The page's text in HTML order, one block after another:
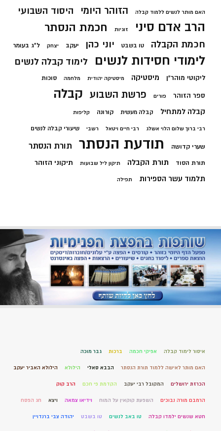
האם מותר לנשים ללמוד קבלה הזוהר היומי היסוד השבועי
הרב אדם סיני זוגיות חכמת הנסתר
חכמת הקבלה טו בשבט יוני כהן יעקב יצחק ל"ג בעומר
לימודי חסידות לנשים לימוד קבלה לנשים
ליקוטי מוהר"ן מיסטיקה מיסטיקה יהודית מלחמה סוכות
ספר הזוהר פורים פרשת השבוע קבלה
קבלה למתחיל קבלה מעשית קורונה קליפות
רבי ברוך שלום הלוי אשלג רבי חיים ויטאל רשבי שיעורי קבלה לנשים
שערי קדושה תודעת הנסתר תורת הנסתר
תורת הסוד תורת הקבלה תיקון ליל שבועות תיקוני הזוהר
תלמוד עשר הספירות תפילה
איסור לימוד קבלה אפיקי חכמה ברכות גבר מוכה
האם מותר לאישה ללמוד תורת הנסתר הבבא סאלי הילולא הילולא האביר יעקב
הכרזת ירושלים המקובל רבי יעקב הקדמת פי חכם הרב קוק
הרמבם מורה נבוכים השפעת קוקאין על המוח וידיאו צמאה ויצא חג הפסח
חטא שנשים ילמדו קבלה טו באב לנשים טו בשבט יהודה צבי ברנדויין